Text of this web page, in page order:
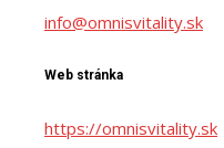
info@omnisvitality.sk
Web stránka
https://omnisvitality.sk